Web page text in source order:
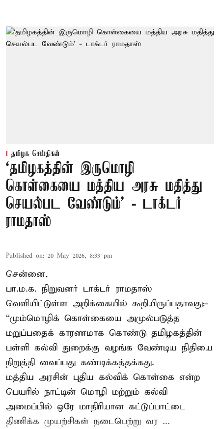
தமிழக செய்திகள்
‘தமிழகத்தின் இருமொழி
கொள்கையை மத்திய அரசு மதித்து
செயல்பட வேண்டும்’ - டாக்டர்
ராமதாஸ்
Published on: 20 May 2026, 8:33 pm
சென்னை,
பா.ம.க. நிறுவனர் டாக்டர் ராமதாஸ்
வெளியிட்டுள்ள அறிக்கையில் கூறியிருப்பதாவது:-
“மும்மொழிக் கொள்கையை அமுல்படுத்த
மறுப்பதைக் காரணமாக கொண்டு தமிழகத்தின்
பள்ளி கல்வி துறைக்கு வழங்க வேண்டிய நிதியை
நிறுத்தி வைப்பது கண்டிக்கத்தக்கது.
மத்திய அரசின் புதிய கல்விக் கொள்கை என்ற
பெயரில் நாட்டின் மொழி மற்றும் கல்வி
அமைப்பில் ஒரே மாதிரியான கட்டுப்பாட்டை
திணிக்க முயற்சிகள் நடைபெற்று வர ...